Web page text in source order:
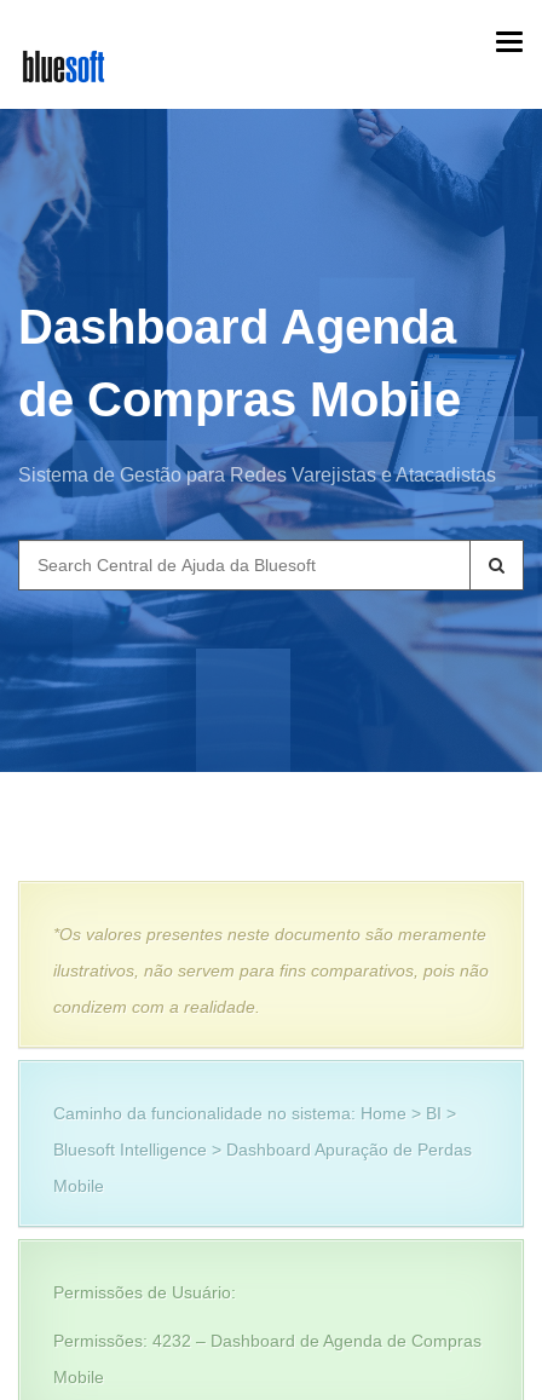
main
content
Dashboard Agenda
de Compras Mobile
Sistema de Gestão para Redes Varejistas e Atacadistas
Search
for:
*Os valores presentes neste documento são meramente
ilustrativos, não servem para fins comparativos, pois não
condizem com a realidade.
Caminho da funcionalidade no sistema: Home > BI >
Bluesoft Intelligence > Dashboard Apuração de Perdas
Mobile
Permissões de Usuário:
Permissões: 4232 – Dashboard de Agenda de Compras
Mobile